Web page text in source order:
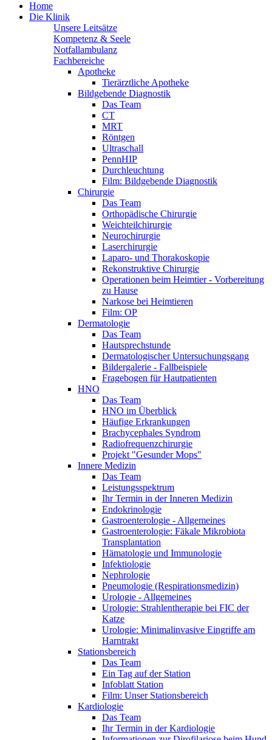
Home
Die Klinik
Unsere Leitsätze
Kompetenz & Seele
Notfallambulanz
Fachbereiche
Apotheke
Tierärztliche Apotheke
Bildgebende Diagnostik
Das Team
CT
MRT
Röntgen
Ultraschall
PennHIP
Durchleuchtung
Film: Bildgebende Diagnostik
Chirurgie
Das Team
Orthopädische Chirurgie
Weichteilchirurgie
Neurochirurgie
Laserchirurgie
Laparo- und Thorakoskopie
Rekonstruktive Chirurgie
Operationen beim Heimtier - Vorbereitung
zu Hause
Narkose bei Heimtieren
Film: OP
Dermatologie
Das Team
Hautsprechstunde
Dermatologischer Untersuchungsgang
Bildergalerie - Fallbeispiele
Fragebogen für Hautpatienten
HNO
Das Team
HNO im Überblick
Häufige Erkrankungen
Brachycephales Syndrom
Radiofrequenzchirurgie
Projekt "Gesunder Mops"
Innere Medizin
Das Team
Leistungsspektrum
Ihr Termin in der Inneren Medizin
Endokrinologie
Gastroenterologie - Allgemeines
Gastroenterologie: Fäkale Mikrobiota
Transplantation
Hämatologie und Immunologie
Infektiologie
Nephrologie
Pneumologie (Respirationsmedizin)
Urologie - Allgemeines
Urologie: Strahlentherapie bei FIC der
Katze
Urologie: Minimalinvasive Eingriffe am
Harntrakt
Stationsbereich
Das Team
Ein Tag auf der Station
Infoblatt Station
Film: Unser Stationsbereich
Kardiologie
Das Team
Ihr Termin in der Kardiologie